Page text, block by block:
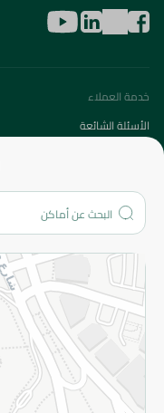
خدمة العملاء
الأسئلة الشائعة
من نحن؟
المزيد
الاسترجاع
سياسة الخصوصية
قم بالتسجيل للنشرة